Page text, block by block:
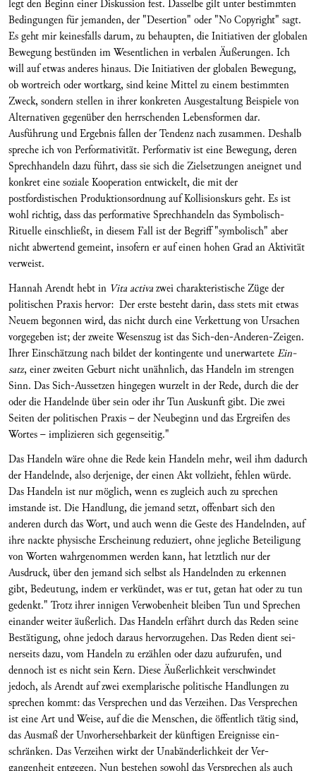
legt den Beginn einer Diskussion fest. Dasselbe gilt unter bestimmten
Be­dingungen für jemanden, der "Desertion" oder "No Copyright" sagt.
Es geht mir keinesfalls darum, zu behaupten, die Initiativen der globalen
Bewegung bestünden im Wesentlichen in verbalen Äußerungen. Ich
will auf etwas anderes hinaus. Die Initia­tiven der globalen Bewegung,
ob wortreich oder wortkarg, sind keine Mittel zu einem bestimmten
Zweck, sondern stellen in ihrer konkreten Ausge­stal­tung Beispiele von
Alternativen gegenüber den herrschenden Lebensformen dar.
Ausführung und Ergebnis fallen der Tendenz nach zusammen. Deshalb
spreche ich von Performativi­tät. Performativ ist eine Bewegung, deren
Sprech­han­deln dazu führt, dass sie sich die Zielsetzungen aneignet und
konkret eine soziale Kooperation ent­wickelt, die mit der
postfordistischen Produktions­ordnung auf Kollisionskurs geht. Es ist
wohl richtig, dass das performative Sprechhandeln das Symbo­lisch-
Rituelle einschließt, in diesem Fall ist der Be­griff "symbolisch" aber
nicht abwertend gemeint, insofern er auf ei­nen hohen Grad an Aktivität
verweist.
Hannah Arendt hebt in Vita activazwei charakteristische Züge der
politischen Praxis hervor: Der er­ste besteht darin, dass stets mit etwas
Neuem be­gonnen wird, das nicht durch eine Verkettung von Ursachen
vorgegeben ist; der zweite Wesenszug ist das Sich-den-Anderen-Zeigen.
Ihrer Einschätzung nach bildet der kontingente und unerwarteteEin­
satz, einer zweiten Geburt nicht unähnlich, das Handeln im strengen
Sinn. Das Sich-Aussetzen hin­gegen wurzelt in der Rede, durch die der
oder die Handelnde über sein oder ihr Tun Auskunft gibt. Die zwei
Seiten der politischen Praxis – der Neubeginn und das Ergreifen des
Wor­tes – implizieren sich gegenseitig."
Das Handeln wäre ohne die Rede kein Handeln mehr, weil ihm dadurch
der Handelnde, also derjenige, der einen Akt vollzieht, fehlen wür­de.
Das Handeln ist nur möglich, wenn es zugleich auch zu sprechen
imstande ist. Die Handlung, die jemand setzt, offenbart sich den
anderen durch das Wort, und auch wenn die Geste des Handelnden, auf
ihre nackte physische Erscheinung reduziert, ohne jeg­liche Beteiligung
von Worten wahrgenommen werden kann, hat letztlich nur der
Ausdruck, über den jemand sich selbst als Handelnden zu erkennen
gibt, Bedeutung, indem er verkündet, was er tut, getan hat oder zu tun
ge­denkt." Trotz ihrer innigen Verwobenheit bleiben Tun und Spre­chen
einander weiter äußerlich. Das Han­deln er­fährt durch das Reden seine
Bestätigung, ohne je­doch daraus hervorzugehen. Das Reden dient sei­
nerseits dazu, vom Handeln zu erzählen oder dazu aufzurufen, und
dennoch ist es nicht sein Kern. Die­se Äußerlichkeit verschwindet
jedoch, als Arendt auf zwei exemplarische politische Handlungen zu
sprechen kommt: das Versprechen und das Verzeihen. Das Verspre­chen
ist eine Art und Weise, auf die die Menschen, die öffentlich tätig sind,
das Ausmaß der Unvorher­sehbarkeit der künftigen Ereignisse ein­
schränken. Das Verzeihen wirkt der Unabänderlichkeit der Ver­